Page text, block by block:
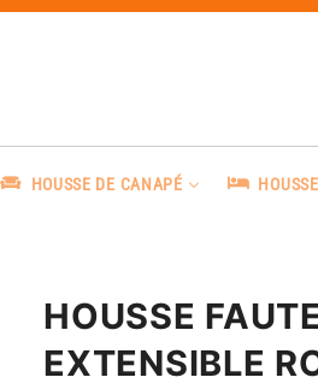
HOUSSE DE CANAPÉ
HOUSSE
EXTENSIBLE